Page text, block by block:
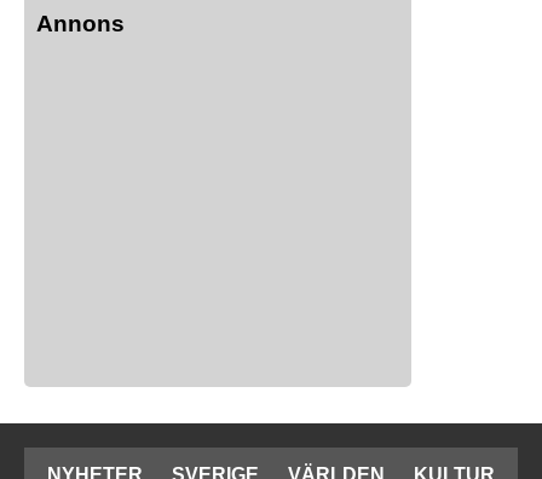
Annons
NYHETER SVERIGE VÄRLDEN KULTUR